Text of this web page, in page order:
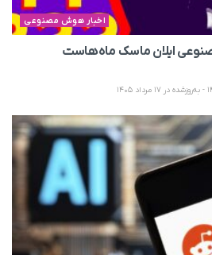
اخبار هوش مصنوعی
ایلان ماسک ماه‌هاست